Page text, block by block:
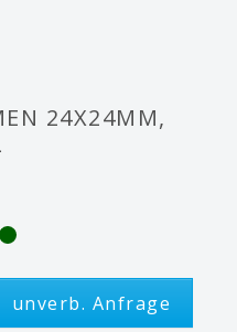
24X24MM,
unverb. Anfrage